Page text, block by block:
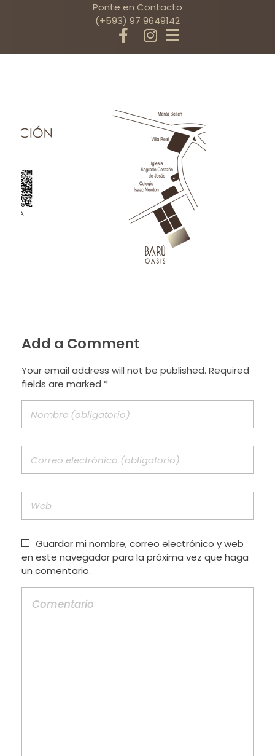
Ponte en Contacto
(+593) 97 9649142
Add a Comment
Your email address will not be published. Required
fields are marked *
Guardar mi nombre, correo electrónico y web
en este navegador para la próxima vez que haga
un comentario.